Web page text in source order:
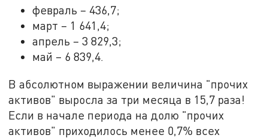
февраль – 436,7;
март – 1 641,4;
апрель – 3 829,3;
май – 6 839,4.
В абсолютном выражении величина "прочих
активов" выросла за три месяца в 15,7 раза!
Если в начале периода на долю "прочих
активов" приходилось менее 0,7% всех